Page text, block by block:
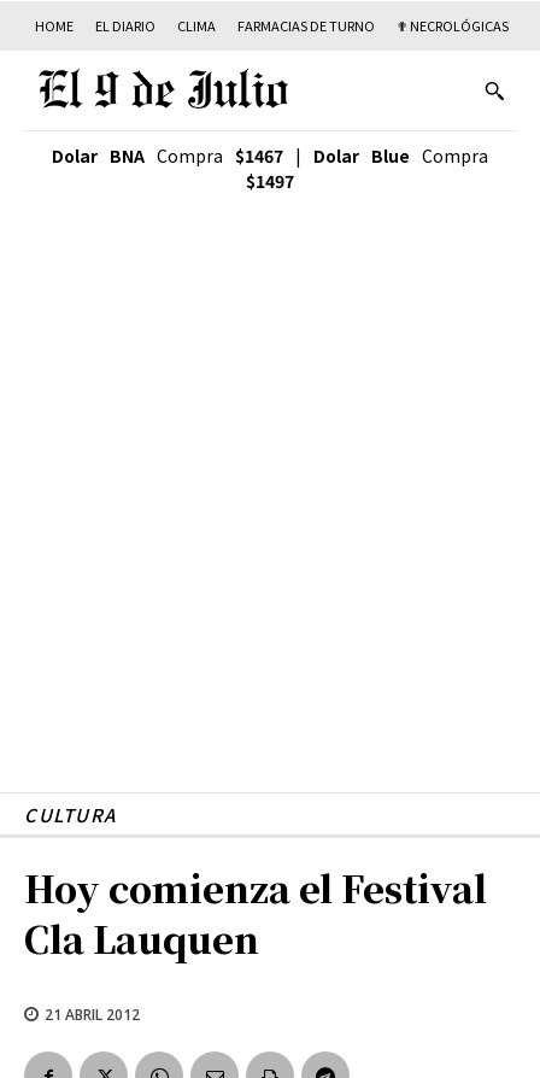
HOME EL DIARIO CLIMA FARMACIAS DE TURNO ✟ NECROLÓGICAS
Dolar BNA Compra $1467 | Dolar Blue Compra
$1497
CULTURA
Hoy comienza el Festival
Cla Lauquen
21 ABRIL 2012